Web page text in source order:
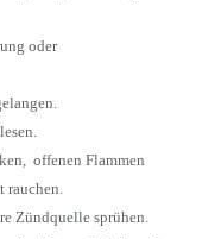
oder
offenen Flammen
rauchen.
Zündquelle sprühen.